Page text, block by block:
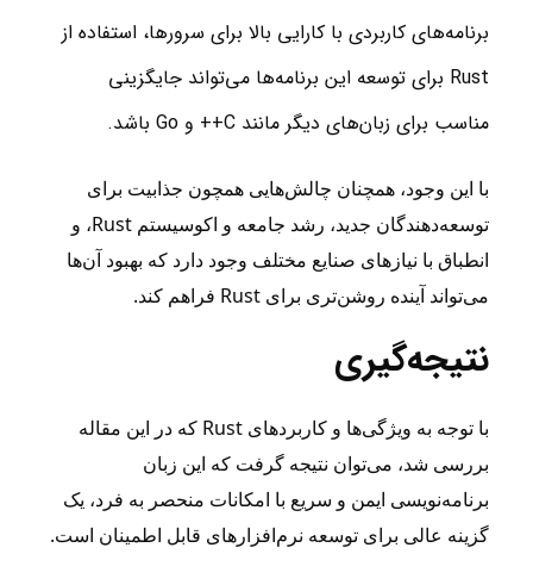
برنامه‌های کاربردی با کارایی بالا برای سرورها، استفاده از
Rust برای توسعه این برنامه‌ها می‌تواند جایگزینی
مناسب برای زبان‌های دیگر مانند C++ و Go باشد.
با این وجود، همچنان چالش‌هایی همچون جذابیت برای
توسعه‌دهندگان جدید، رشد جامعه و اکوسیستم Rust، و
انطباق با نیازهای صنایع مختلف وجود دارد که بهبود آن‌ها
می‌تواند آینده روشن‌تری برای Rust فراهم کند.
نتیجه‌گیری
با توجه به ویژگی‌ها و کاربردهای Rust که در این مقاله
بررسی شد، می‌توان نتیجه گرفت که این زبان
برنامه‌نویسی ایمن و سریع با امکانات منحصر به فرد، یک
گزینه عالی برای توسعه نرم‌افزارهای قابل اطمینان است.